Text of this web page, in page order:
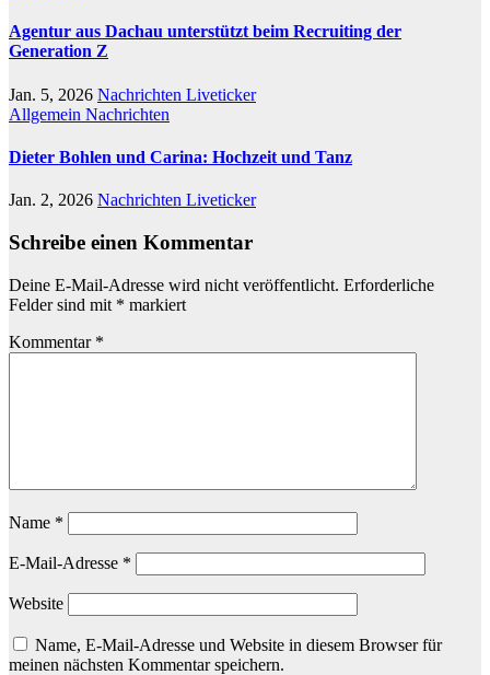
Agentur aus Dachau unterstützt beim Recruiting der
Generation Z
Jan. 5, 2026 Nachrichten Liveticker
Allgemein Nachrichten
Dieter Bohlen und Carina: Hochzeit und Tanz
Jan. 2, 2026 Nachrichten Liveticker
Schreibe einen Kommentar
Deine E-Mail-Adresse wird nicht veröffentlicht. Erforderliche
Felder sind mit * markiert
Kommentar *
Name *
E-Mail-Adresse *
Website
Name, E-Mail-Adresse und Website in diesem Browser für
meinen nächsten Kommentar speichern.